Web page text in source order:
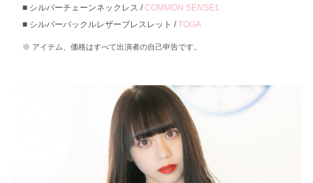
シルバーチェーンネックレス /COMMON SENSE1
シルバーバックルレザーブレスレット /TOGA
アイテム、価格はすべて出演者の自己申告です。